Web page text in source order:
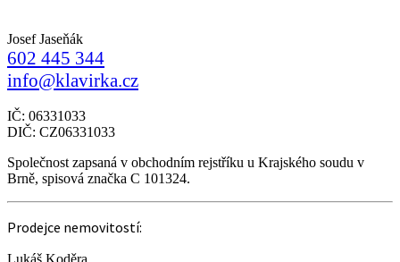
Josef Jaseňák
602 445 344
info@klavirka.cz
IČ: 06331033
DIČ: CZ06331033
Společnost zapsaná v obchodním rejstříku u Krajského soudu v
Brně, spisová značka C 101324.
Prodejce nemovitostí: